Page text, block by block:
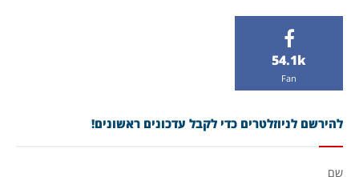
54.1k
Fan
להירשם לניוזלטרים כדי לקבל עדכונים ראשונים!
שם